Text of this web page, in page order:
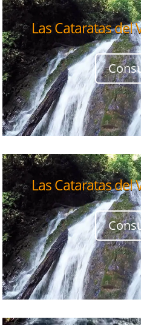
Las Cataratas del
Las Cataratas del